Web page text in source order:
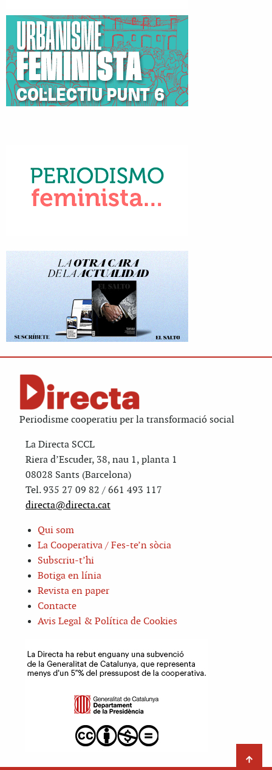
Periodisme cooperatiu per la transformació social
La Directa SCCL
Riera d’Escuder, 38, nau 1, planta 1
08028 Sants (Barcelona)
Tel. 935 27 09 82 / 661 493 117
directa@directa.cat
Qui som
La Cooperativa / Fes-te’n sòcia
Subscriu-t’hi
Botiga en línia
Revista en paper
Contacte
Avis Legal & Política de Cookies